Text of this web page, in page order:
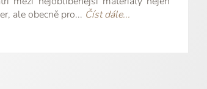
ale obecně pro... Číst dále...